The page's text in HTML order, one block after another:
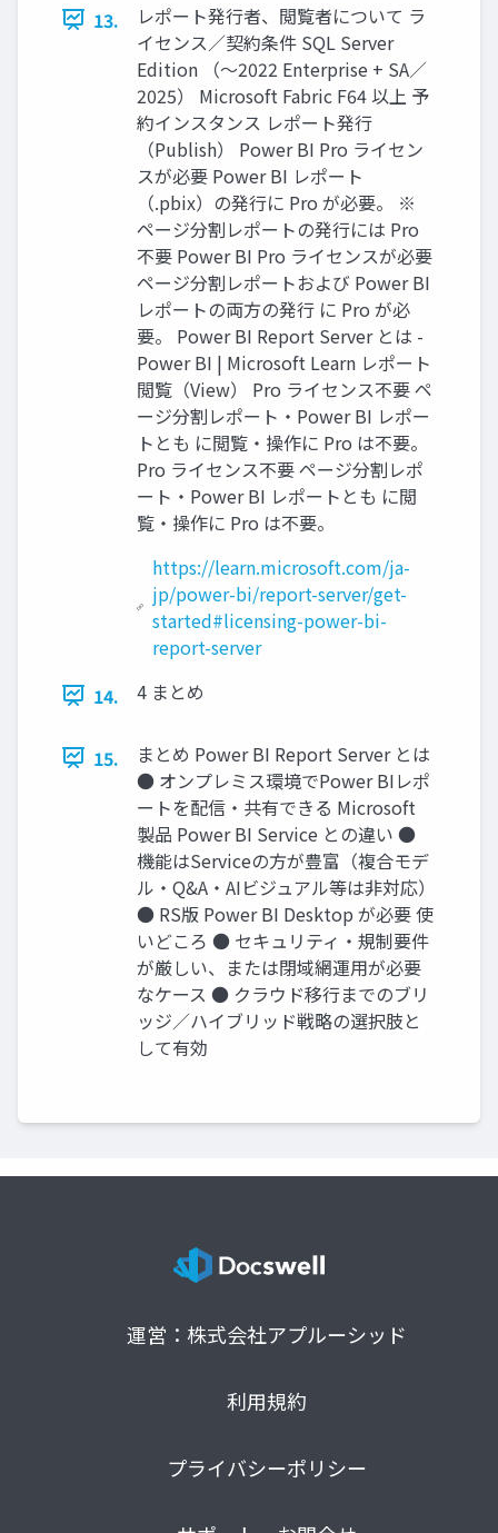
13.
レポート発行者、閲覧者について ラ
イセンス／契約条件 SQL Server
Edition （～2022 Enterprise + SA／
2025） Microsoft Fabric F64 以上 予
約インスタンス レポート発行
（Publish） Power BI Pro ライセン
スが必要 Power BI レポート
（.pbix）の発行に Pro が必要。 ※
ページ分割レポートの発行には Pro
不要 Power BI Pro ライセンスが必要
ページ分割レポートおよび Power BI
レポートの両方の発行 に Pro が必
要。 Power BI Report Server とは -
Power BI | Microsoft Learn レポート
閲覧（View） Pro ライセンス不要 ペ
ージ分割レポート・Power BI レポー
トとも に閲覧・操作に Pro は不要。
Pro ライセンス不要 ページ分割レポ
ート・Power BI レポートとも に閲
覧・操作に Pro は不要。
https://learn.microsoft.com/ja-
jp/power-bi/report-server/get-
started#licensing-power-bi-
report-server
14.
4 まとめ
15.
まとめ Power BI Report Server とは
● オンプレミス環境でPower BIレポ
ートを配信・共有できる Microsoft
製品 Power BI Service との違い ●
機能はServiceの方が豊富（複合モデ
ル・Q&A・AIビジュアル等は非対応）
● RS版 Power BI Desktop が必要 使
いどころ ● セキュリティ・規制要件
が厳しい、または閉域網運用が必要
なケース ● クラウド移行までのブリ
ッジ／ハイブリッド戦略の選択肢と
して有効
運営：株式会社アプルーシッド
利用規約
プライバシーポリシー